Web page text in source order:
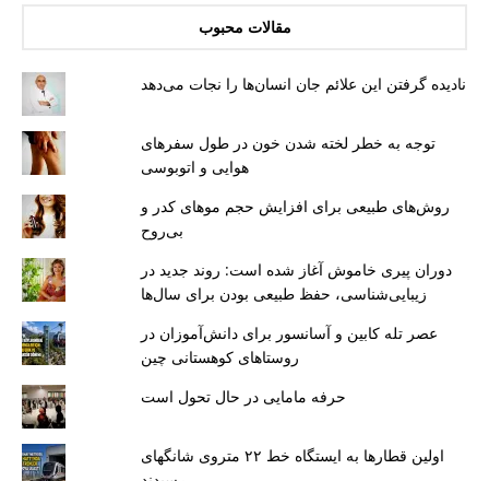
مقالات محبوب
نادیده گرفتن این علائم جان انسان‌ها را نجات می‌دهد
توجه به خطر لخته شدن خون در طول سفرهای
هوایی و اتوبوسی
روش‌های طبیعی برای افزایش حجم موهای کدر و
بی‌روح
دوران پیری خاموش آغاز شده است: روند جدید در
زیبایی‌شناسی، حفظ طبیعی بودن برای سال‌ها
عصر تله کابین و آسانسور برای دانش‌آموزان در
روستاهای کوهستانی چین
حرفه مامایی در حال تحول است
اولین قطارها به ایستگاه خط ۲۲ متروی شانگهای